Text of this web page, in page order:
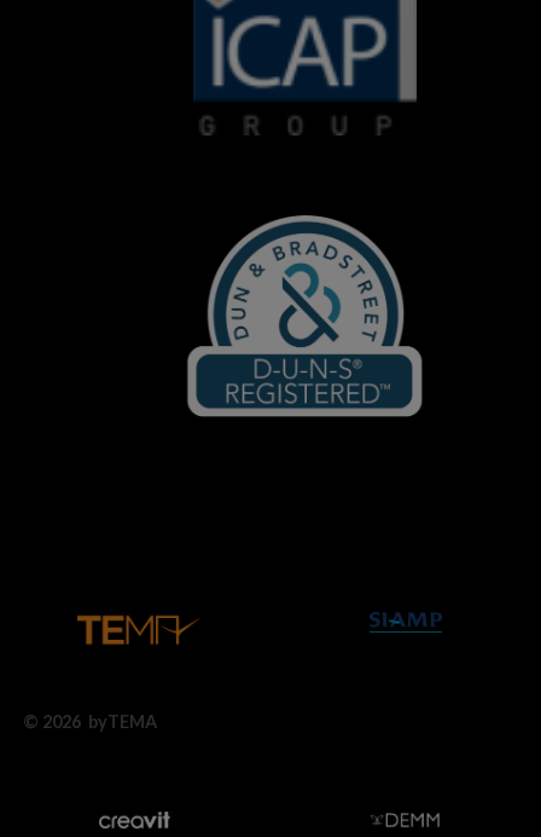
© 2026 byTEMA